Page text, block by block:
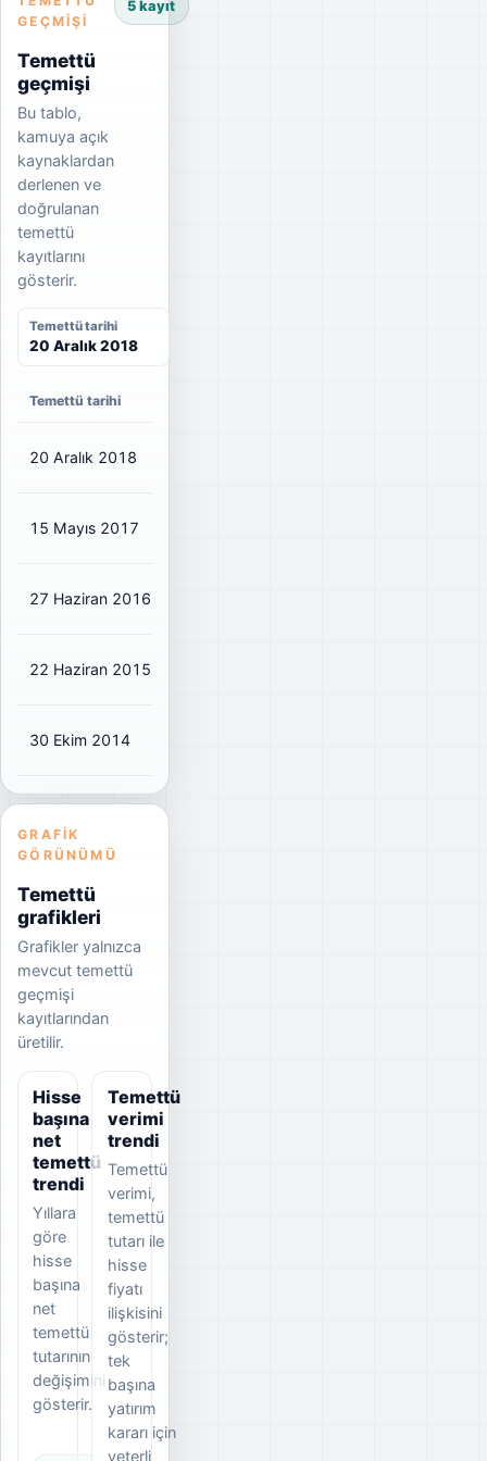
GEÇMIŞI
Temettü
geçmişi
Bu tablo,
kamuya açık
kaynaklardan
derlenen ve
doğrulanan
temettü
kayıtlarını
gösterir.
5 kayıt
Temettü tarihi
20 Aralık 2018
Temettü tarihi
20 Aralık 2018
15 Mayıs 2017
27 Haziran 2016
22 Haziran 2015
30 Ekim 2014
GRAFIK
GÖRÜNÜMÜ
Temettü
grafikleri
Grafikler yalnızca
mevcut temettü
geçmişi
kayıtlarından
üretilir.
Hisse
başına
net
temettü
trendi
Yıllara
göre
hisse
başına
net
temettü
tutarının
değişimini
gösterir.
Temettü
verimi
trendi
Temettü
verimi,
temettü
tutarı ile
hisse
fiyatı
ilişkisini
gösterir;
tek
başına
yatırım
kararı için
yeterli